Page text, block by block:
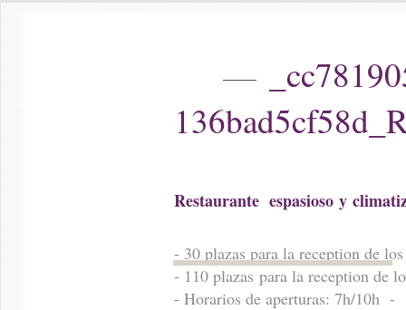
_cc781905-
Restaurante espasioso y
- 30 plazas para la reception de
- 110 plazas para la reception de
- Horarios de aperturas: 7h/10h